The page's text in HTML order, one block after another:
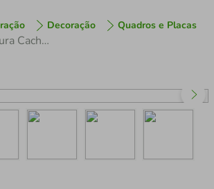
Decoração Quadros e Placas
Quadro Escultura Cachorro Gato 60x53 Cinza